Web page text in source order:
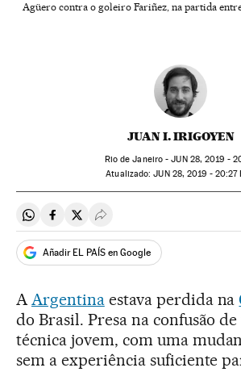
Agüero contra o goleiro Fariñez, na partida
JUAN I. IRIGOYEN
Rio de Janeiro -JUN28, 2019 -
atualizado: JUN28, 2019 - 20:27
Compartir en Whatsapp
Compartir en Facebook
Compartir en Twitter
Desplegar Redes Sociales
Añadir EL PAÍS en Google
AArgentinaestava perdida na
do Brasil. Presa na confusão
técnica jovem, com uma
sem a experiência suficiente